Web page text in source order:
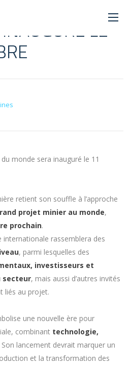
LE
monde sera inauguré le 11
retient son souffle à l’approche
projet minier au monde,
prochain.
internationale rassemblera des
, parmi lesquelles des
investisseurs et
secteur, mais aussi d’autres invités
liés au projet.
une nouvelle ère pour
combinant technologie,
Son lancement devrait marquer un
et la transformation des